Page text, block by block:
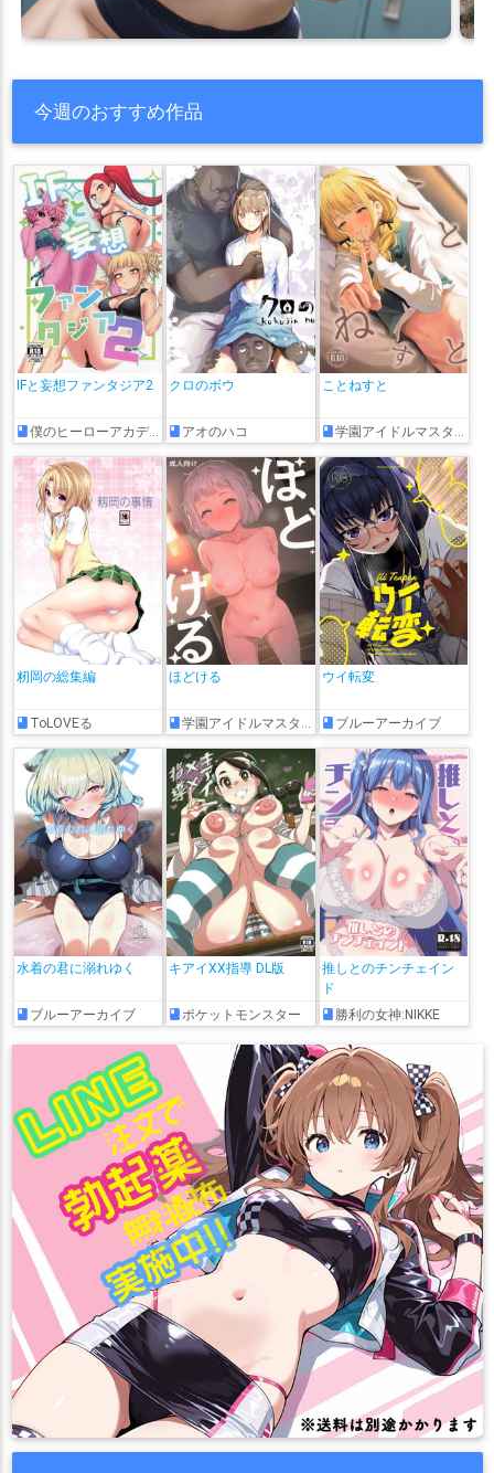
今週のおすすめ作品
IFと妄想ファンタジア2
僕のヒーローアカデミア
クロのボウ
アオのハコ
ことねすと
学園アイドルマスター
籾岡の総集編
ToLOVEる
ほどける
学園アイドルマスター
ウイ転変
ブルーアーカイブ
水着の君に溺れゆく
ブルーアーカイブ
キアイXX指導 DL版
ポケットモンスター
推しとのチンチェイン
ド
勝利の女神:NIKKE